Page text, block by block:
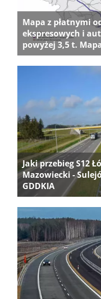
Mapa z płatnymi
ekspresowych i
powyżej 3,5 t.
Jaki przebieg S12
Mazowiecki -
GDDKIA